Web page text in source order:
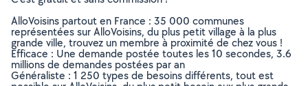
AlloVoisins partout en France : 35 000 communes
représentées sur AlloVoisins, du plus petit village à la plus
grande ville, trouvez un membre à proximité de chez vous !
Efficace : Une demande postée toutes les 10 secondes, 3.6
millions de demandes postées par an
Généraliste : 1 250 types de besoins différents, tout est